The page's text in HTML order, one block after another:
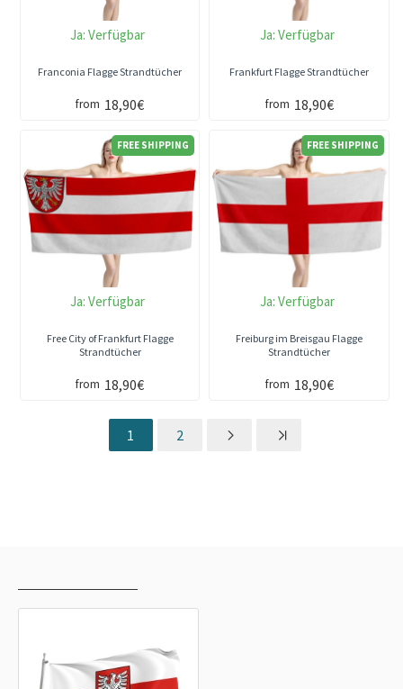
Ja: Verfügbar
Franconia Flagge Strandtücher
from 18,90€
Ja: Verfügbar
Frankfurt Flagge Strandtücher
from 18,90€
FREE SHIPPING
Ja: Verfügbar
Free City of Frankfurt Flagge
Strandtücher
from 18,90€
FREE SHIPPING
Ja: Verfügbar
Freiburg im Breisgau Flagge
Strandtücher
from 18,90€
1 2